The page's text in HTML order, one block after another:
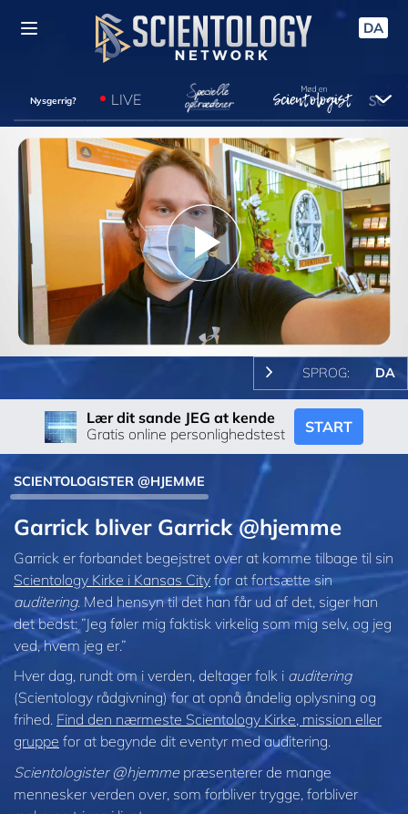
DA
Nysgerrig? LIVE
Play
Video
SPROG: DA
Lær dit sande JEG at kende
Gratis online personlighedstest
START
SCIENTOLOGISTER @HJEMME
Garrick bliver Garrick @hjemme
Garrick er forbandet begejstret over at komme tilbage til sin
Scientology Kirke i Kansas City for at fortsætte sin
auditering. Med hensyn til det han får ud af det, siger han
det bedst: ”Jeg føler mig faktisk virkelig som mig selv, og jeg
ved, hvem jeg er.”
Hver dag, rundt om i verden, deltager folk i auditering
(Scientology rådgivning) for at opnå åndelig oplysning og
frihed. Find den nærmeste Scientology Kirke, mission eller
gruppe for at begynde dit eventyr med auditering.
Scientologister @hjemme præsenterer de mange
mennesker verden over, som forbliver trygge, forbliver